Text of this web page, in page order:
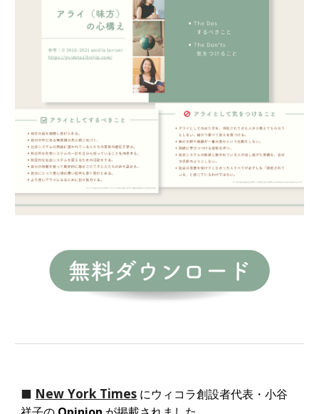
⬛ New York Times にウィコラ創設者代表・小谷